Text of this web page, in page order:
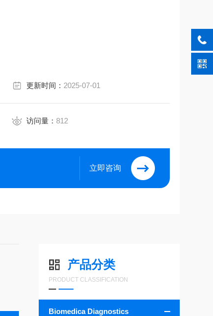
更新时间： 2025-07-01
访问量： 812
立即咨询
产品分类
PRODUCT CLASSIFICATION
Biomedica Diagnostics